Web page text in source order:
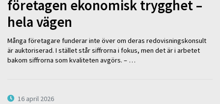
företagen ekonomisk trygghet –
hela vägen
Många företagare funderar inte över om deras redovisningskonsult
är auktoriserad. I stället står siffrorna i fokus, men det är i arbetet
bakom siffrorna som kvaliteten avgörs. – …
16 april 2026